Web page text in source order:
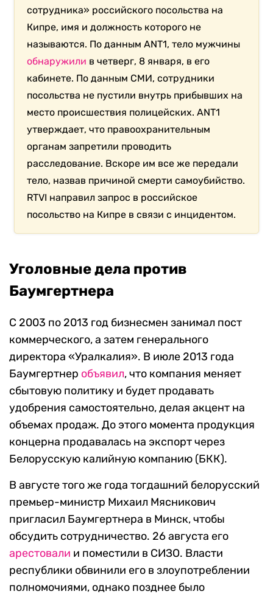
сотрудника» российского посольства на
Кипре, имя и должность которого не
называются. По данным ANT1, тело мужчины
обнаружили в четверг, 8 января, в его
кабинете. По данным СМИ, сотрудники
посольства не пустили внутрь прибывших на
место происшествия полицейских. ANT1
утверждает, что правоохранительным
органам запретили проводить
расследование. Вскоре им все же передали
тело, назвав причиной смерти самоубийство.
RTVI направил запрос в российское
посольство на Кипре в связи с инцидентом.
Уголовные дела против
Баумгертнера
С 2003 по 2013 год бизнесмен занимал пост
коммерческого, а затем генерального
директора «Уралкалия». В июле 2013 года
Баумгертнер объявил, что компания меняет
сбытовую политику и будет продавать
удобрения самостоятельно, делая акцент на
объемах продаж. До этого момента продукция
концерна продавалась на экспорт через
Белорусскую калийную компанию (БКК).
В августе того же года тогдашний белорусский
премьер-министр Михаил Мясникович
пригласил Баумгертнера в Минск, чтобы
обсудить сотрудничество. 26 августа его
арестовали и поместили в СИЗО. Власти
республики обвинили его в злоупотреблении
полномочиями, однако позднее было